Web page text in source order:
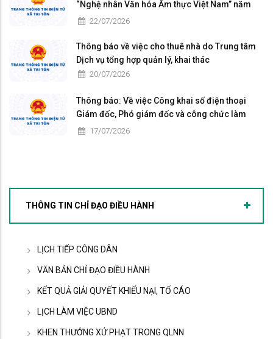
“Nghệ nhân Văn hóa Ẩm thực Việt Nam” năm
202622/07/2026
Thông báo về việc cho thuê nhà do Trung tâm
Dịch vụ tổng hợp quản lý, khai thác
20/07/2026
Thông báo: Về việc Công khai số điện thoại
Giám đốc, Phó giám đốc và công chức làm
việc tại Trung tâm Phục vụ hành chính công xã
17/07/2026
THÔNG TIN CHỈ ĐẠO ĐIỀU HÀNH
LỊCH TIẾP CÔNG DÂN
VĂN BẢN CHỈ ĐẠO ĐIỀU HÀNH
KẾT QUẢ GIẢI QUYẾT KHIẾU NẠI, TỐ CÁO
LỊCH LÀM VIỆC UBND
KHEN THƯỞNG XỬ PHẠT TRONG QLNN